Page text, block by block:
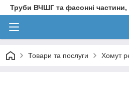
Труби ВЧШГ та фасонні частини,
Товари та послуги Хомут